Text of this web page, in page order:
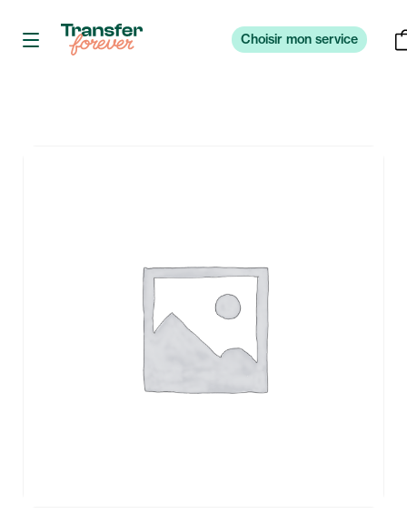
Choisir mon service